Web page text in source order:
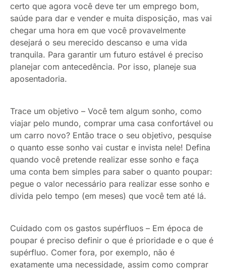
certo que agora você deve ter um emprego bom,
saúde para dar e vender e muita disposição, mas vai
chegar uma hora em que você provavelmente
desejará o seu merecido descanso e uma vida
tranquila. Para garantir um futuro estável é preciso
planejar com antecedência. Por isso, planeje sua
aposentadoria.
Trace um objetivo – Você tem algum sonho, como
viajar pelo mundo, comprar uma casa confortável ou
um carro novo? Então trace o seu objetivo, pesquise
o quanto esse sonho vai custar e invista nele! Defina
quando você pretende realizar esse sonho e faça
uma conta bem simples para saber o quanto poupar:
pegue o valor necessário para realizar esse sonho e
divida pelo tempo (em meses) que você tem até lá.
Cuidado com os gastos supérfluos – Em época de
poupar é preciso definir o que é prioridade e o que é
supérfluo. Comer fora, por exemplo, não é
exatamente uma necessidade, assim como comprar